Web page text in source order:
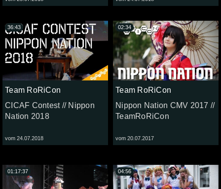
Team RoRiCon
CICAF Contest // Nippon
Nation 2018
vom 24.07.2018
36:43
Team RoRiCon
Nippon Nation CMV 2017 //
TeamRoRiCon
vom 20.07.2017
02:34
01:17:37 04:56